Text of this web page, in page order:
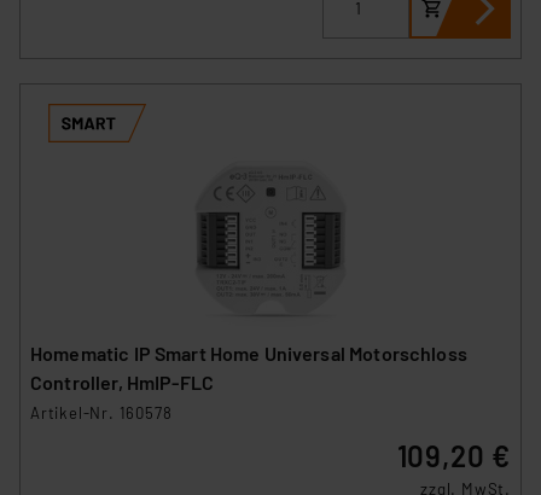
Homematic IP Smart Home Universal Motorschloss
Controller, HmIP-FLC
Artikel-Nr. 160578
109,20 €
zzgl. MwSt.